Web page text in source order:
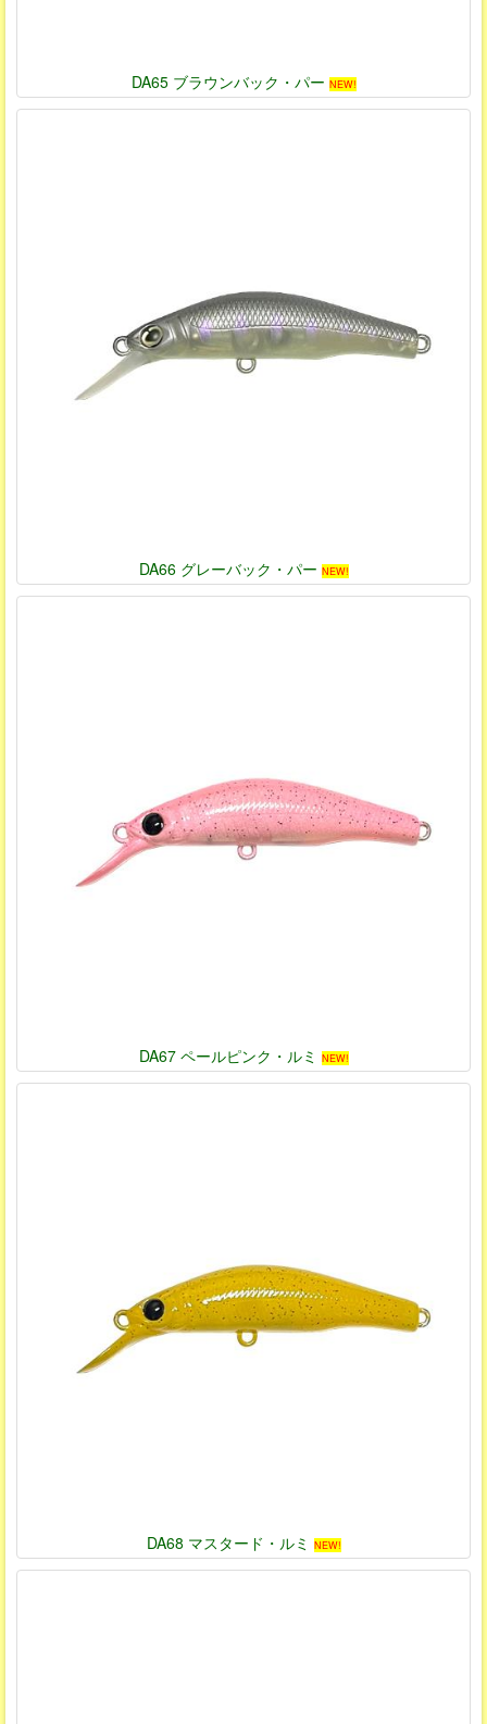
DA65 ブラウンバック・パー NEW!
DA66 グレーバック・パー NEW!
DA67 ペールピンク・ルミ NEW!
DA68 マスタード・ルミ NEW!